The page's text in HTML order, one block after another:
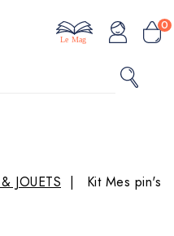
0
Le Mag
& JOUETS
Kit Mes pin's